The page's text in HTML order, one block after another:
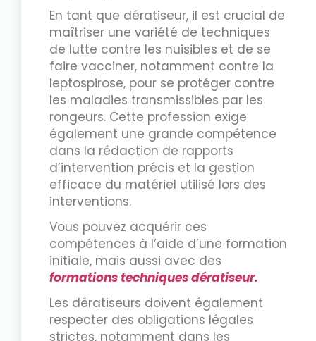
En tant que dératiseur, il est crucial de
maîtriser une variété de techniques
de lutte contre les nuisibles et de se
faire vacciner, notamment contre la
leptospirose, pour se protéger contre
les maladies transmissibles par les
rongeurs. Cette profession exige
également une grande compétence
dans la rédaction de rapports
d’intervention précis et la gestion
efficace du matériel utilisé lors des
interventions.
Vous pouvez acquérir ces
compétences à l’aide d’une formation
initiale, mais aussi avec des
formations techniques dératiseur.
Les dératiseurs doivent également
respecter des obligations légales
strictes, notamment dans les